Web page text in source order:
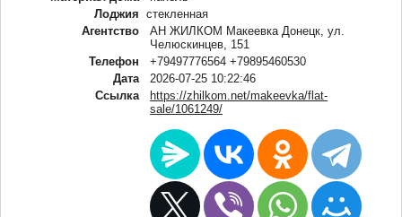
Лоджия
стекленная
Агентство
АН ЖИЛКОМ Макеевка Донецк, ул.
Челюскинцев, 151
Телефон
+79497776564 +79895460530
Дата
2026-07-25 10:22:46
Ссылка
https://zhilkom.net/makeevka/flat-
sale/1061249/